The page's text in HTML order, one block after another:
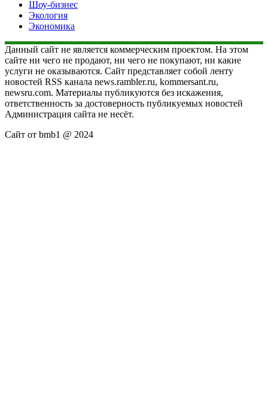
Шоу-бизнес
Экология
Экономика
Данный сайт не является коммерческим проектом. На этом
сайте ни чего не продают, ни чего не покупают, ни какие
услуги не оказываются. Сайт представляет собой ленту
новостей RSS канала news.rambler.ru, kommersant.ru,
newsru.com. Материалы публикуются без искажения,
ответственность за достоверность публикуемых новостей
Администрация сайта не несёт.
Сайт от bmb1 @ 2024